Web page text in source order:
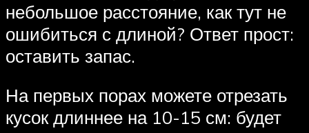
небольшое расстояние, как тут не
ошибиться с длиной? Ответ прост:
оставить запас.
На первых порах можете отрезать
кусок длиннее на 10-15 см: будет